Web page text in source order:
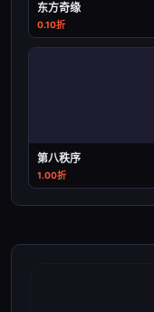
东方奇缘
0.10折
第八秩序
1.00折